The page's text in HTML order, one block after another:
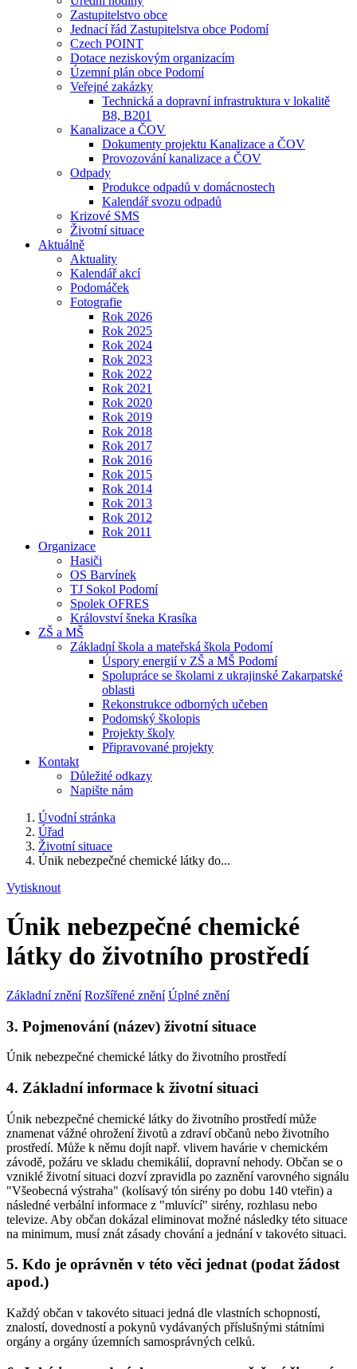
Zastupitelstvo obce
Jednací řád Zastupitelstva obce Podomí
Czech POINT
Dotace neziskovým organizacím
Územní plán obce Podomí
Veřejné zakázky
Technická a dopravní infrastruktura v lokalitě
B8, B201
Kanalizace a ČOV
Dokumenty projektu Kanalizace a ČOV
Provozování kanalizace a ČOV
Odpady
Produkce odpadů v domácnostech
Kalendář svozu odpadů
Krizové SMS
Životní situace
Aktuálně
Aktuality
Kalendář akcí
Podomáček
Fotografie
Rok 2026
Rok 2025
Rok 2024
Rok 2023
Rok 2022
Rok 2021
Rok 2020
Rok 2019
Rok 2018
Rok 2017
Rok 2016
Rok 2015
Rok 2014
Rok 2013
Rok 2012
Rok 2011
Organizace
Hasiči
OS Barvínek
TJ Sokol Podomí
Spolek OFRES
Království šneka Krasíka
ZŠ a MŠ
Základní škola a mateřská škola Podomí
Úspory energií v ZŠ a MŠ Podomí
Spolupráce se školami z ukrajinské Zakarpatské
oblasti
Rekonstrukce odborných učeben
Podomský školopis
Projekty školy
Připravované projekty
Kontakt
Důležité odkazy
Napište nám
Úvodní stránka
Úřad
Životní situace
Únik nebezpečné chemické látky do...
Vytisknout
Únik nebezpečné chemické
látky do životního prostředí
Základní znění Rozšířené znění Úplné znění
3. Pojmenování (název) životní situace
Únik nebezpečné chemické látky do životního prostředí
4. Základní informace k životní situaci
Únik nebezpečné chemické látky do životního prostředí může
znamenat vážné ohrožení životů a zdraví občanů nebo životního
prostředí. Může k němu dojít např. vlivem havárie v chemickém
závodě, požáru ve skladu chemikálií, dopravní nehody. Občan se o
vzniklé životní situaci dozví zpravidla po zaznění varovného signálu
"Všeobecná výstraha" (kolísavý tón sirény po dobu 140 vteřin) a
následné verbální informace z "mluvící" sirény, rozhlasu nebo
televize. Aby občan dokázal eliminovat možné následky této situace
na minimum, musí znát zásady chování a jednání v takovéto situaci.
5. Kdo je oprávněn v této věci jednat (podat žádost
apod.)
Každý občan v takovéto situaci jedná dle vlastních schopností,
znalostí, dovedností a pokynů vydávaných příslušnými státními
orgány a orgány územních samosprávných celků.